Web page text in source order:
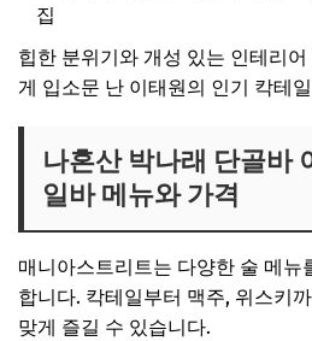
집
힙한 분위기와 개성 있는 인테리
게 입소문 난 이태원의 인기 칵테
나혼산 박나래 단골바
일바 메뉴와 가격
매니아스트리트는 다양한 술 메뉴
합니다. 칵테일부터 맥주, 위스키
맞게 즐길 수 있습니다.